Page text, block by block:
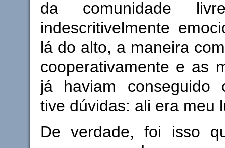
da comunidade
indescritivelmente
lá do alto, a maneira
cooperativamente e as
já haviam conseguido
tive dúvidas: ali era meu
De verdade, foi isso